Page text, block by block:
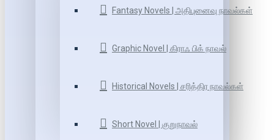
Fantasy Novels | அதிபுனைவு நாவல்கள்
Graphic Novel | கிராஃ பிக் நாவல்
Historical Novels | சரித்திர நாவல்கள்
Short Novel | குறுநாவல்